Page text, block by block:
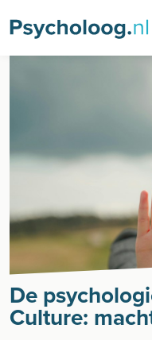
De
Culture: